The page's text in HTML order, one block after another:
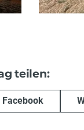
teilen:
Facebook